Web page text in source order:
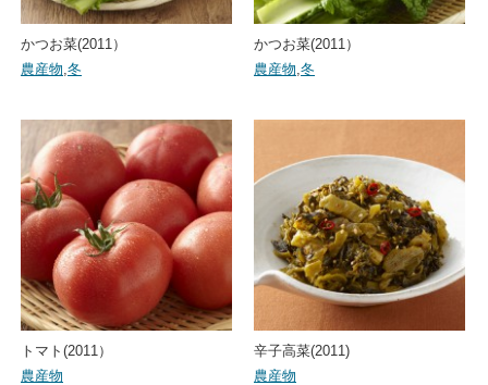
かつお菜(2011）
農産物,冬
かつお菜(2011）
農産物,冬
トマト(2011）
農産物
辛子高菜(2011)
農産物